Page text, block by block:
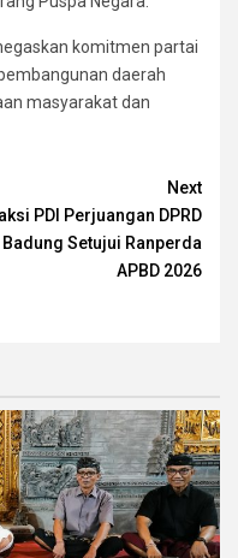
komitmen partai
daerah
masyarakat dan
Next
PDI Perjuangan DPRD
Badung Setujui Ranperda
APBD 2026